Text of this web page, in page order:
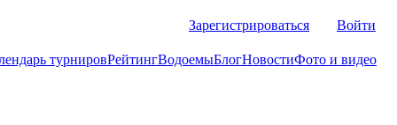
Зарегистрироваться Войти
турнировРейтингВодоемыБлогНовостиФото и видео